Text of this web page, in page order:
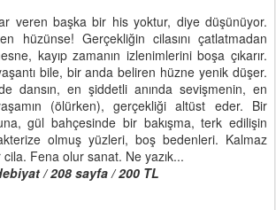
veren başka bir his yoktur, diye düşünüyor.
hüzünse! Gerçekliğin cilasını çatlatmadan
kayıp zamanın izlenimlerini boşa çıkarır.
bile, bir anda beliren hüzne yenik düşer.
dansın, en şiddetli anında sevişmenin, en
(ölürken), gerçekliği altüst eder. Bir
gül bahçesinde bir bakışma, terk edilişin
olmuş yüzleri, boş bedenleri. Kalmaz
Fena olur sanat. Ne yazık...
/ 208 sayfa / 200 TL